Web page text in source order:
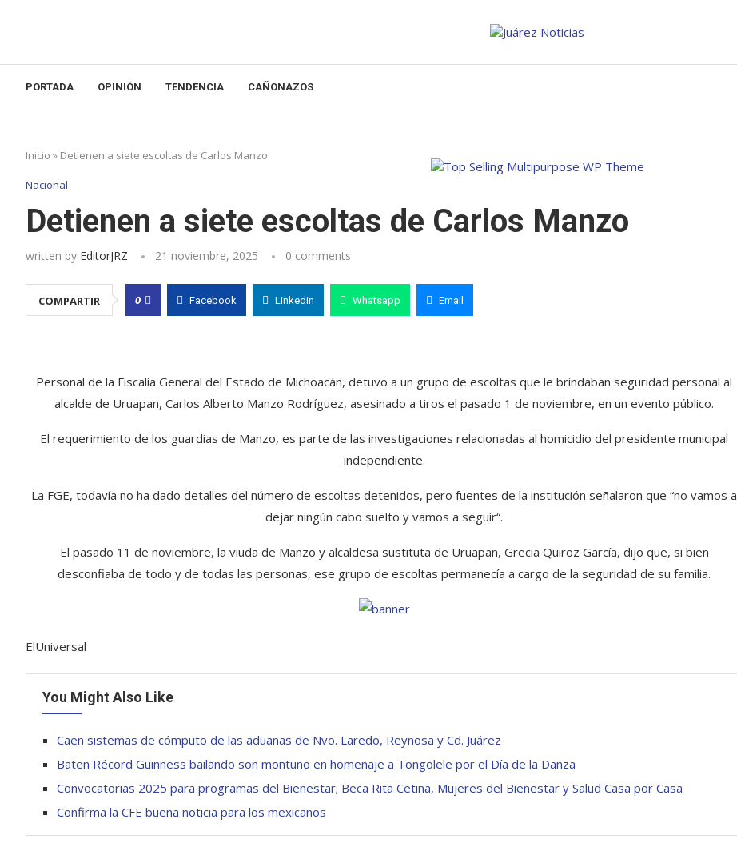
PORTADA OPINIÓN TENDENCIA CAÑONAZOS
Inicio » Detienen a siete escoltas de Carlos Manzo
Nacional
Detienen a siete escoltas de Carlos Manzo
written by EditorJRZ 21 noviembre, 2025 0 comments
COMPARTIR 0 Facebook Linkedin Whatsapp Email
Personal de la Fiscalía General del Estado de Michoacán, detuvo a un grupo de escoltas que le brindaban seguridad personal al
alcalde de Uruapan, Carlos Alberto Manzo Rodríguez, asesinado a tiros el pasado 1 de noviembre, en un evento público.
El requerimiento de los guardias de Manzo, es parte de las investigaciones relacionadas al homicidio del presidente municipal
independiente.
La FGE, todavía no ha dado detalles del número de escoltas detenidos, pero fuentes de la institución señalaron que “no vamos a
dejar ningún cabo suelto y vamos a seguir“.
El pasado 11 de noviembre, la viuda de Manzo y alcaldesa sustituta de Uruapan, Grecia Quiroz García, dijo que, si bien
desconfiaba de todo y de todas las personas, ese grupo de escoltas permanecía a cargo de la seguridad de su familia.
ElUniversal
You Might Also Like
Caen sistemas de cómputo de las aduanas de Nvo. Laredo, Reynosa y Cd. Juárez
Baten Récord Guinness bailando son montuno en homenaje a Tongolele por el Día de la Danza
Convocatorias 2025 para programas del Bienestar; Beca Rita Cetina, Mujeres del Bienestar y Salud Casa por Casa
Confirma la CFE buena noticia para los mexicanos